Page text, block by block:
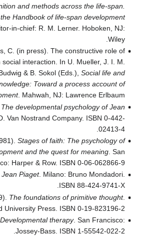
and methods across the life-span.
Handbook of life-span development
in-chief: R. M. Lerner. Hoboken, NJ:
Wiley.
C. (in press). The constructive role of
interaction. In U. Mueller, J. I. M.
& B. Sokol (Eds.), Social life and
Toward a process account of
. Mahwah, NJ: Lawrence Erlbaum.
The developmental psychology of Jean
Van Nostrand Company. ISBN 0-442-
02413-4.
Stages of faith: The psychology of
and the quest for meaning. San
Harper & Row. ISBN 0-06-062866-9.
Jean Piaget. Milano: Bruno Mondadori.
ISBN 88-424-9741-X.
The foundations of primitive thought.
University Press. ISBN 0-19-823196-2.
Developmental therapy. San Francisco:
Jossey-Bass. ISBN 1-55542-022-2.